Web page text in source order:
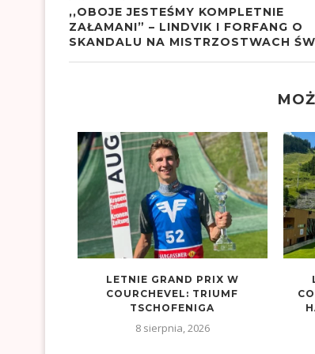
,,OBOJE JESTEŚMY KOMPLETNIE
ZAŁAMANI” – LINDVIK I FORFANG O
SKANDALU NA MISTRZOSTWACH
LETNIE GRAND PRIX W
COURCHEVEL: TRIUMF
TSCHOFENIGA
8 sierpnia, 2026